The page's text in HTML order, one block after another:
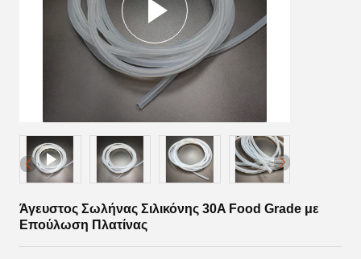
Άγευστος Σωλήνας Σιλικόνης 30A Food Grade με
Επούλωση Πλατίνας